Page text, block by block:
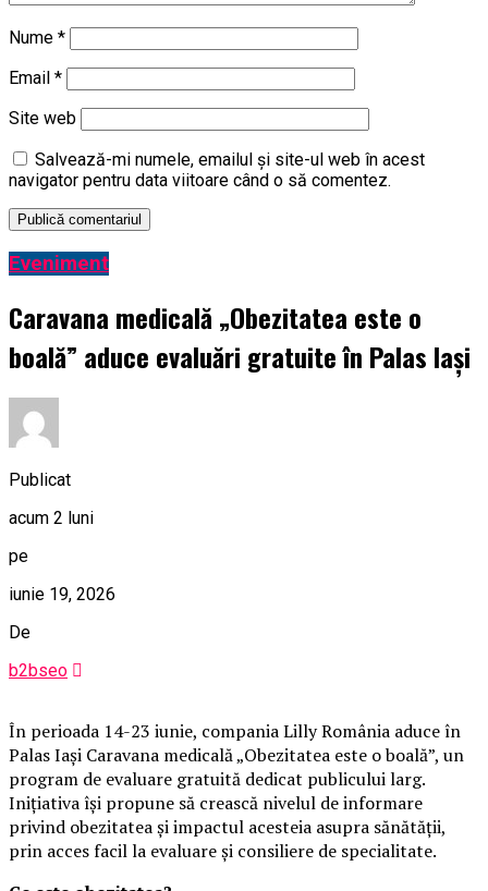
Nume *
Email *
Site web
Salvează-mi numele, emailul și site-ul web în acest
navigator pentru data viitoare când o să comentez.
Eveniment
Caravana medicală „Obezitatea este o
boală” aduce evaluări gratuite în Palas Iași
Publicat
acum 2 luni
pe
iunie 19, 2026
De
b2bseo
În perioada 14-23 iunie, compania Lilly România aduce în
Palas Iași Caravana medicală „Obezitatea este o boală”, un
program de evaluare gratuită dedicat publicului larg.
Inițiativa își propune să crească nivelul de informare
privind obezitatea și impactul acesteia asupra sănătății,
prin acces facil la evaluare și consiliere de specialitate.